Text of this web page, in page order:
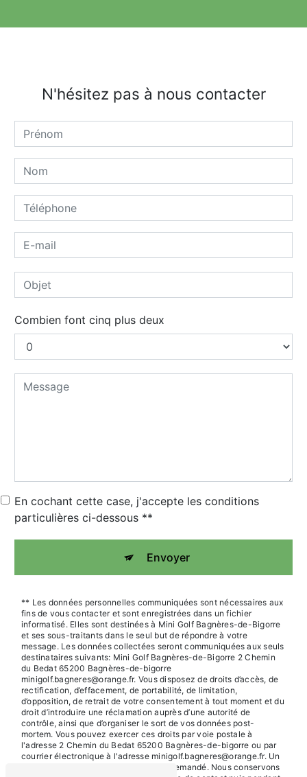
N'hésitez pas à nous contacter
Combien font cinq plus deux
En cochant cette case, j'accepte les conditions
particulières ci-dessous **
Envoyer
** Les données personnelles communiquées sont nécessaires aux
fins de vous contacter et sont enregistrées dans un fichier
informatisé. Elles sont destinées à Mini Golf Bagnères-de-Bigorre
et ses sous-traitants dans le seul but de répondre à votre
message. Les données collectées seront communiquées aux seuls
destinataires suivants: Mini Golf Bagnères-de-Bigorre 2 Chemin
du Bedat 65200 Bagnères-de-bigorre
minigolf.bagneres@orange.fr. Vous disposez de droits d’accès, de
rectification, d’effacement, de portabilité, de limitation,
d’opposition, de retrait de votre consentement à tout moment et du
droit d’introduire une réclamation auprès d’une autorité de
contrôle, ainsi que d’organiser le sort de vos données post-
mortem. Vous pouvez exercer ces droits par voie postale à
l'adresse 2 Chemin du Bedat 65200 Bagnères-de-bigorre ou par
courrier électronique à l'adresse minigolf.bagneres@orange.fr. Un
justificatif d'identité pourra vous être demandé. Nous conservons